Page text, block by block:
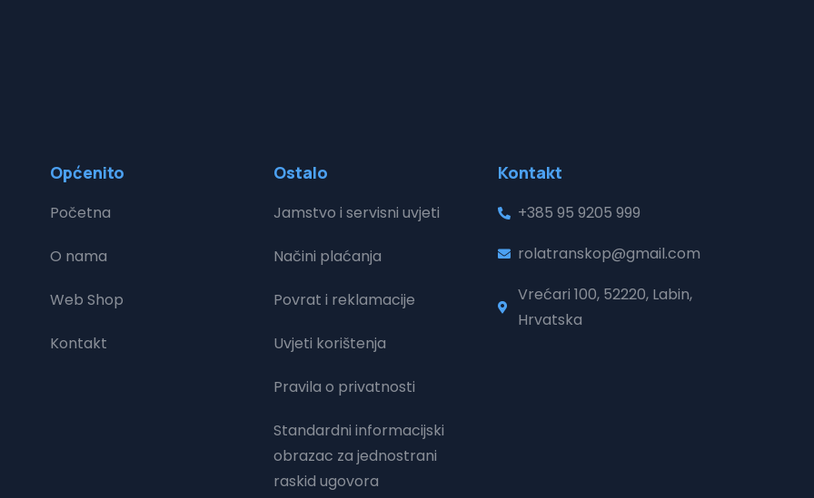
Općenito
Početna
O nama
Web Shop
Kontakt
Ostalo
Jamstvo i servisni uvjeti
Načini plaćanja
Povrat i reklamacije
Uvjeti korištenja
Pravila o privatnosti
Standardni informacijski
obrazac za jednostrani
raskid ugovora
Kontakt
+385 95 9205 999
rolatranskop@gmail.com
Vrećari 100, 52220, Labin,
Hrvatska